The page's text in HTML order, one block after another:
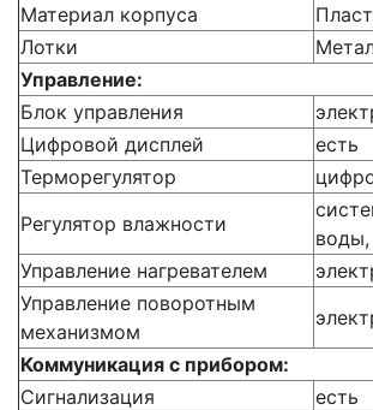
Материал корпуса
Лотки
Управление:
Блок управления
Цифровой дисплей
есть
Терморегулятор
Регулятор влажности
воды,
Управление нагревателем
Управление поворотным
механизмом
Коммуникация с прибором:
Сигнализация
есть